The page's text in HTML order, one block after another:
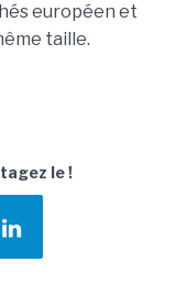
européen et
taille.
le !